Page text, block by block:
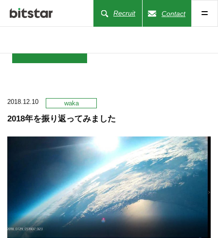
Recruit Contact
COMPANY
BUSINESS
WORKS
ACTION
RECRUIT
2018.12.10 waka
2018年を振り返ってみました